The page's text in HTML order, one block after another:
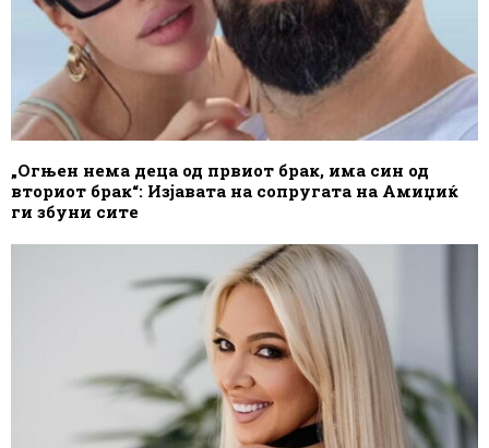
„Огњен нема деца од првиот брак, има син од
вториот брак“: Изјавата на сопругата на Амиџиќ
ги збуни сите